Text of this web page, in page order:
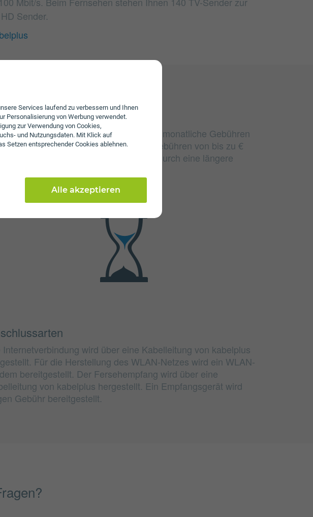
Services laufend zu verbessern und Ihnen
Personalisierung von Werbung verwendet.
zur Verwendung von Cookies,
und Nutzungsdaten. Mit Klick auf
Setzen entsprechender Cookies ablehnen.
Alle akzeptieren
Sender.
Tarif Complete Magic TV Small fallen monatliche Gebühren
€ 39,99 an. Weiters fallen einmalige Gebühren von bis zu €
an. Die Einmalkosten können sich durch eine längere
Internetverbindung wird über eine Kabelleitung von kabelplus
Für die Herstellung des WLAN-Netzes wird ein WLAN-
bereitgestellt. Der Fersehempfang wird über eine
von kabelplus hergestellt. Ein Empfangsgerät wird
Gebühr bereitgestellt.